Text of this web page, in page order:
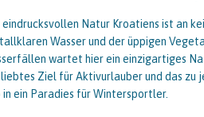
Natur Kroatiens ist an
Wasser und der üppigen
wartet hier ein einzigartiges
Ziel für Aktivurlauber und das zu
in ein Paradies für Wintersportler.